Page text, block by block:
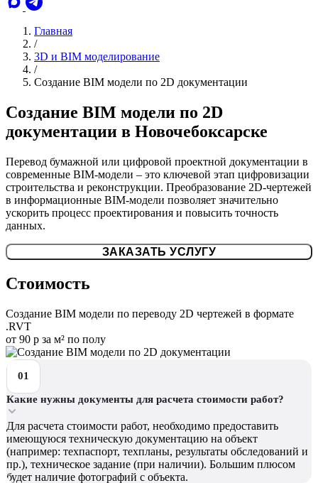
Главная
/
3D и BIM моделирование
/
Создание BIM модели по 2D документации
Создание BIM модели по 2D
документации в Новочебоксарске
Перевод бумажной или цифровой проектной документации в
современные BIM-модели – это ключевой этап цифровизации
строительства и реконструкции. Преобразование 2D-чертежей
в информационные BIM-модели позволяет значительно
ускорить процесс проектирования и повысить точность
данных.
ЗАКАЗАТЬ УСЛУГУ
Стоимость
Создание BIM модели по переводу 2D чертежей в формате
.RVT
от 90 р за м² по полу
Какие нужны документы для расчета стоимости работ?
Для расчета стоимости работ, необходимо предоставить
имеющуюся техническую документацию на объект
(например: техпаспорт, техпланы, результаты обследований и
пр.), техническое задание (при наличии). Большим плюсом
будет наличие фотографий с объекта.